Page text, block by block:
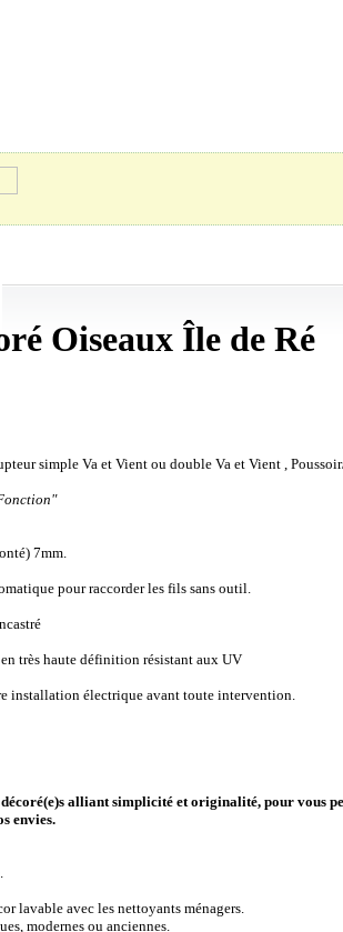
Oiseaux Île de Ré
simple Va et Vient ou double Va et Vient ,
7mm.
pour raccorder les fils sans outil.
très haute définition résistant aux UV
installation électrique avant toute intervention.
alliant simplicité et originalité, pour vous
envies.
lavable avec les nettoyants ménagers.
modernes ou anciennes.